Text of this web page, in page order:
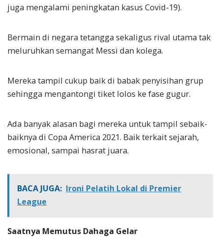
juga mengalami peningkatan kasus Covid-19).
Bermain di negara tetangga sekaligus rival utama tak
meluruhkan semangat Messi dan kolega.
Mereka tampil cukup baik di babak penyisihan grup
sehingga mengantongi tiket lolos ke fase gugur.
Ada banyak alasan bagi mereka untuk tampil sebaik-
baiknya di Copa America 2021. Baik terkait sejarah,
emosional, sampai hasrat juara.
BACA JUGA: Ironi Pelatih Lokal di Premier
League
Saatnya Memutus Dahaga Gelar